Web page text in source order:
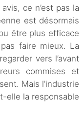
ce n’est pas la
est désormais
être plus efficace
faire mieux. La
vers l’avant
commises et
Mais l’industrie
elle la responsable